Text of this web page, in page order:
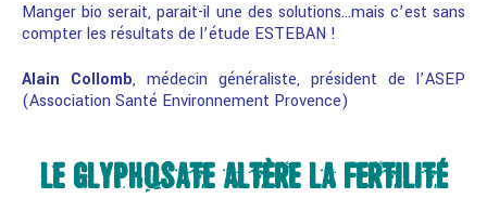
Manger bio serait, parait-il une des solutions…mais c’est sans
compter les résultats de l’étude ESTEBAN !
Alain Collomb, médecin généraliste, président de l’ASEP
(Association Santé Environnement Provence)
LE GLYPHOSATE ALTÈRE LA FERTILITÉ